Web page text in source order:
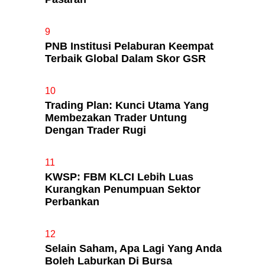
9
PNB Institusi Pelaburan Keempat
Terbaik Global Dalam Skor GSR
10
Trading Plan: Kunci Utama Yang
Membezakan Trader Untung
Dengan Trader Rugi
11
KWSP: FBM KLCI Lebih Luas
Kurangkan Penumpuan Sektor
Perbankan
12
Selain Saham, Apa Lagi Yang Anda
Boleh Laburkan Di Bursa